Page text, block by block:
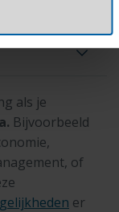
als je
Bijvoorbeeld
of
er